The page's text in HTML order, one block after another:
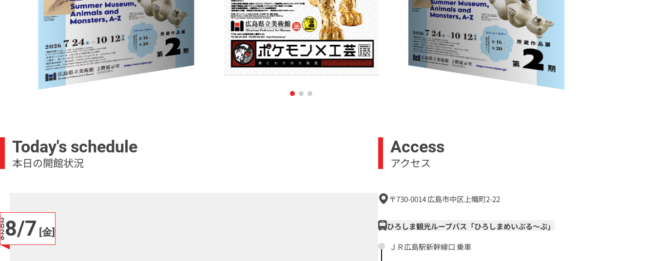
Today's schedule
本日の開館状況
2
0
2
68/7 [金]
Access
アクセス
〒730-0014 広島市中区上幟町2-22
ひろしま観光ループバス「ひろしまめいぷる～ぷ」
ＪＲ広島駅新幹線口 乗車